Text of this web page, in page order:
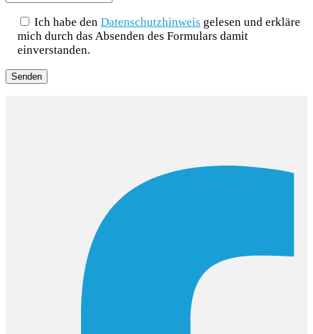
Ich habe den Datenschutzhinweis gelesen und erkläre
mich durch das Absenden des Formulars damit
einverstanden.